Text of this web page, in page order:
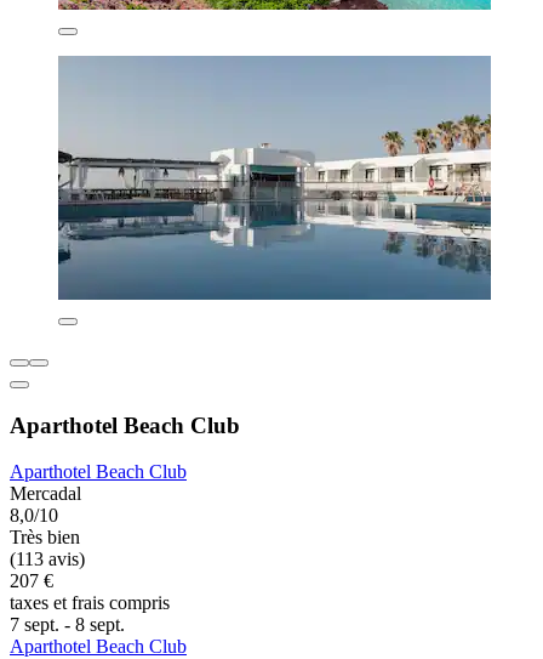
Aparthotel Beach Club
Aparthotel Beach Club
Mercadal
8,0/10
Très bien
(113 avis)
207 €
taxes et frais compris
7 sept. - 8 sept.
Aparthotel Beach Club